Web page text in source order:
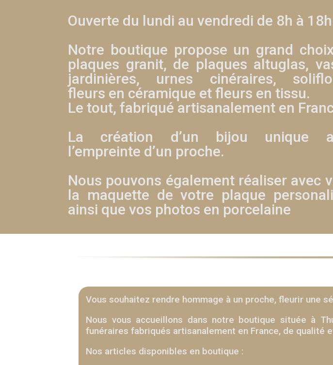
Ouverte du lundi au vendredi de 8h à 18h
Notre boutique propose un grand
plaques granit, de plaques altuglas,
jardinières, urnes cinéraires,
fleurs en céramique et fleurs en tissu.
Le tout, fabriqué artisanalement en
La création d’un bijou unique
l’empreinte d’un proche.
Nous pouvons également réaliser avec
la maquette de votre plaque
ainsi que vos photos en porcelaine
Vous souhaitez rendre hommage à un proche, fleurir une
Nous vous accueillons dans notre boutique située à
funéraires fabriqués artisanalement en France, de qualité
Nos articles disponibles en boutique :